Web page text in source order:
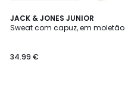
JACK & JONES JUNIOR
Sweat com capuz, em moletão
34.99 €
2
Cores